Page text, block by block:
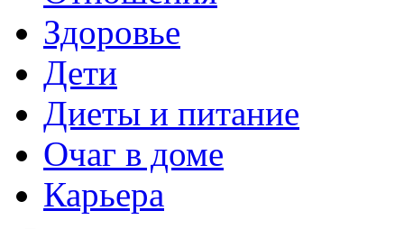
Здоровье
Дети
Диеты и питание
Очаг в доме
Карьера